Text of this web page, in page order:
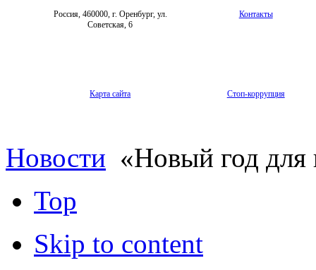
Россия, 460000, г. Оренбург, ул.
Советская, 6
Контакты
Карта сайта Стоп-коррупция
Новости «Новый год для
Top
Skip to content